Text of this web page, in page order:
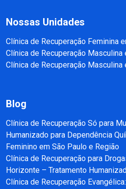
Nossas Unidades
Clínica de Recuperação Feminina
Clínica de Recuperação Masculina
Clínica de Recuperação Masculina
Blog
Clínica de Recuperação Só para
Humanizado para Dependência
Feminino em São Paulo e Região
Clínica de Recuperação para
Horizonte – Tratamento
Clínica de Recuperação